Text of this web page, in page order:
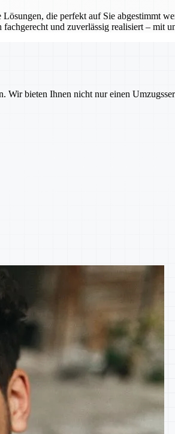
die perfekt auf Sie abgestimmt
und zuverlässig realisiert – mit
bieten Ihnen nicht nur einen